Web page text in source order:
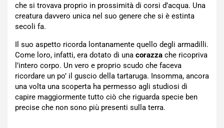
che si trovava proprio in prossimità di corsi d’acqua. Una
creatura davvero unica nel suo genere che si è estinta
secoli fa.
Il suo aspetto ricorda lontanamente quello degli armadilli.
Come loro, infatti, era dotato di una corazza che ricopriva
l’intero corpo. Un vero e proprio scudo che faceva
ricordare un po’ il guscio della tartaruga. Insomma, ancora
una volta una scoperta ha permesso agli studiosi di
capire maggiormente tutto ciò che riguarda specie ben
precise che non sono più presenti sulla terra.